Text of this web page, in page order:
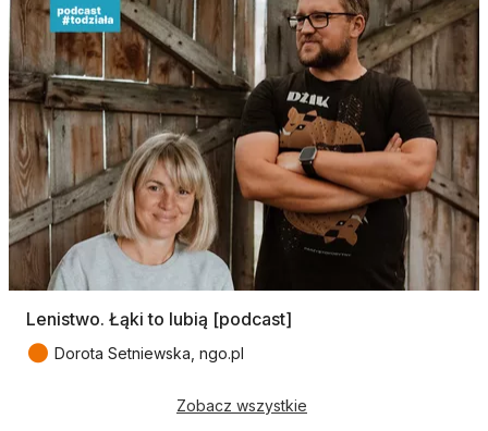
Lenistwo. Łąki to lubią [podcast]
● Dorota Setniewska, ngo.pl
Zobacz wszystkie